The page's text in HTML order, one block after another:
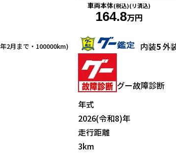
車両本体(税込)(リ済込)
164.8万円
2月まで・100000km)
内装5外
グー故障診断
年式
2026(令和8)年
走行距離
3km